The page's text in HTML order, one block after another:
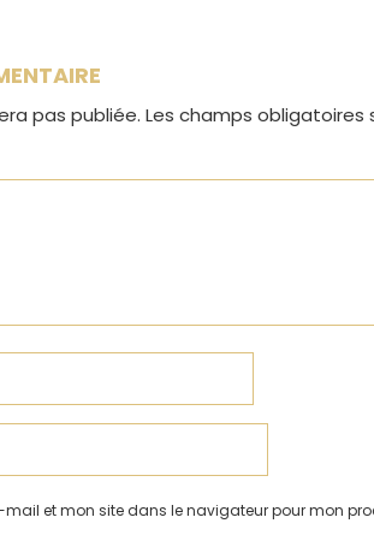
pas publiée. Les champs obligatoires
mail et mon site dans le navigateur pour mon